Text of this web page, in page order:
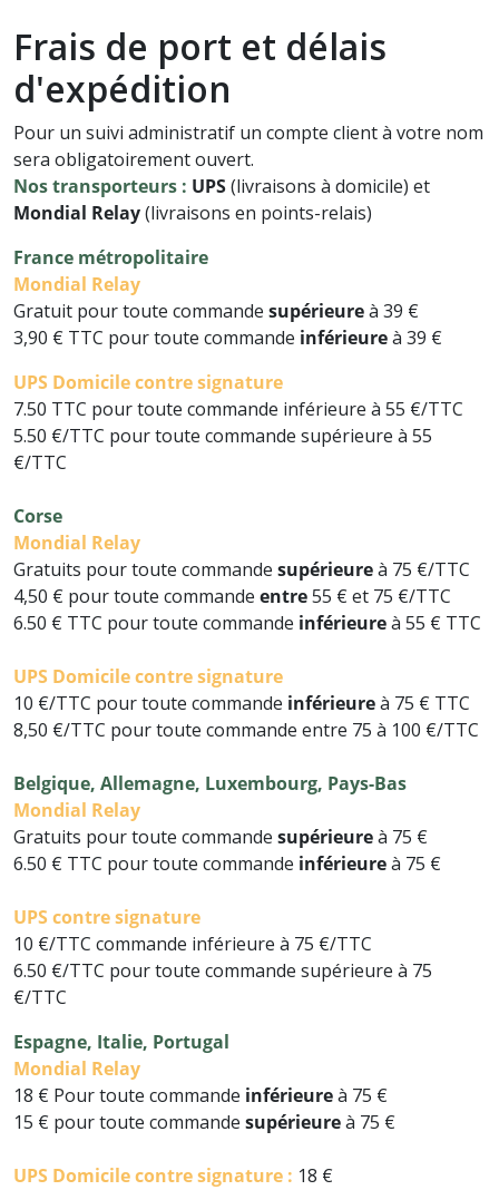
Frais de port et délais
d'expédition
Pour un suivi administratif un compte client à votre nom
sera obligatoirement ouvert.
Nos transporteurs : UPS(livraisons à domicile) et
Mondial Relay(livraisons en points-relais)
France métropolitaire
Mondial Relay
Gratuit pour toute commande supérieureà 39 €
3,90 € TTC pour toute commande inférieureà 39 €
UPS Domicile contre signature
7.50 TTC pour toute commande inférieure à 55 €/TTC
5.50 €/TTC pour toute commande supérieure à 55
€/TTC
Corse
Mondial Relay
Gratuits pour toute commande supérieureà 75 €/TTC
4,50 € pour toute commande entre55 € et 75 €/TTC
6.50 € TTC pour toute commande inférieureà 55 € TTC
UPS Domicile contre signature
10 €/TTC pour toute commande inférieureà 75 € TTC
8,50 €/TTC pour toute commande entre 75 à 100 €/TTC
Belgique, Allemagne, Luxembourg, Pays-Bas
Mondial Relay
Gratuits pour toute commande supérieureà 75 €
6.50 € TTC pour toute commande inférieureà 75 €
UPScontre signature
10 €/TTC commande inférieure à 75 €/TTC
6.50 €/TTC pour toute commande supérieure à 75
€/TTC
Espagne, Italie, Portugal
Mondial Relay
18 € Pour toute commande inférieureà 75 €
15 € pour toute commande supérieureà 75 €
UPS Domicile contre signature : 18 €
Défense animale
Paroles d'animaux
Autres Animaux
Cartes, Jeux & Lotos
Autocollants
Accessoires utiles pour les soins
Soin cheval
Tous nos produits pour
l'entretien
Soin chat
série
Nos promos
Nos promos